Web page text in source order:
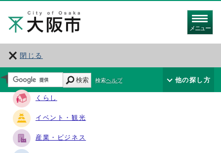
メニュー
閉じる
サイト・ナビ
くらし
イベント・観光
産業・ビジネス
検索 検索ヘルプ 他の探し方